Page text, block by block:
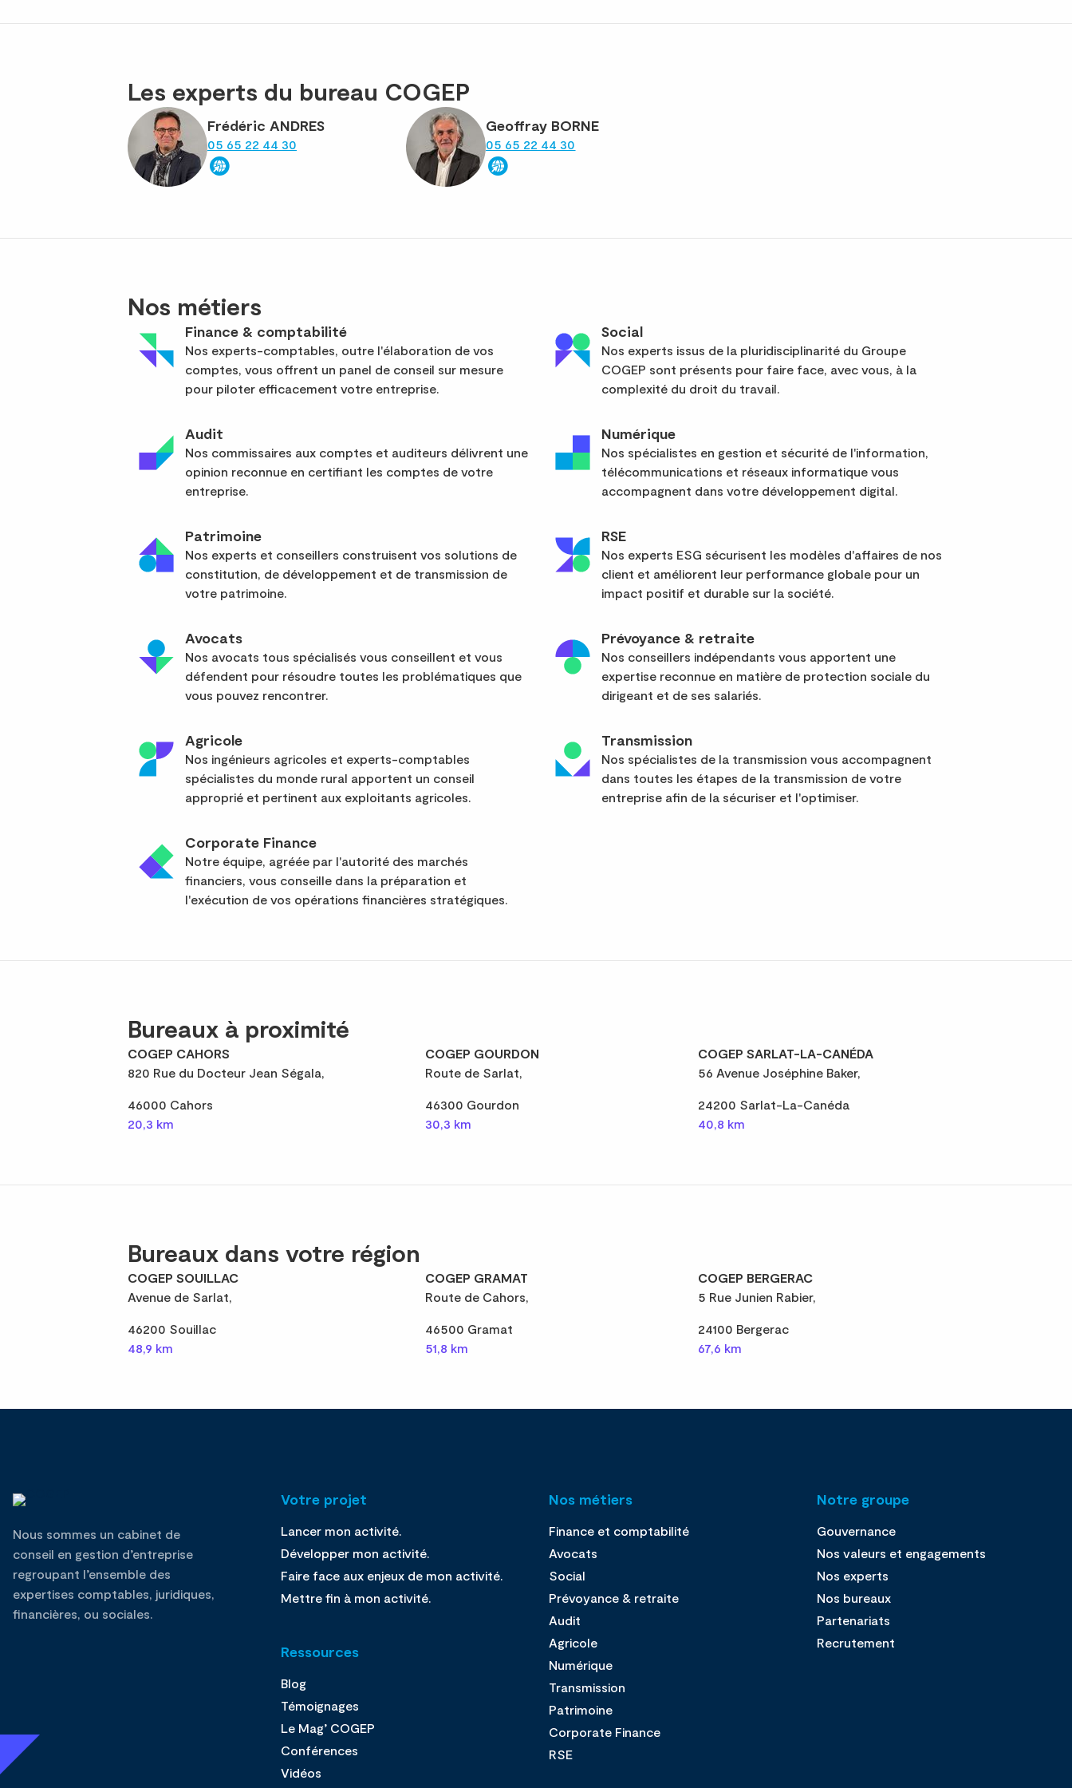
Les experts du bureau COGEP
Frédéric ANDRES
05 65 22 44 30
Geoffray BORNE
05 65 22 44 30
Nos métiers
Finance & comptabilité
Nos experts-comptables, outre l'élaboration de vos
comptes, vous offrent un panel de conseil sur mesure
pour piloter efficacement votre entreprise.
Social
Nos experts issus de la pluridisciplinarité du Groupe
COGEP sont présents pour faire face, avec vous, à la
complexité du droit du travail.
Audit
Nos commissaires aux comptes et auditeurs délivrent une
opinion reconnue en certifiant les comptes de votre
entreprise.
Numérique
Nos spécialistes en gestion et sécurité de l'information,
télécommunications et réseaux informatique vous
accompagnent dans votre développement digital.
Patrimoine
Nos experts et conseillers construisent vos solutions de
constitution, de développement et de transmission de
votre patrimoine.
RSE
Nos experts ESG sécurisent les modèles d'affaires de nos
client et améliorent leur performance globale pour un
impact positif et durable sur la société.
Avocats
Nos avocats tous spécialisés vous conseillent et vous
défendent pour résoudre toutes les problématiques que
vous pouvez rencontrer.
Prévoyance & retraite
Nos conseillers indépendants vous apportent une
expertise reconnue en matière de protection sociale du
dirigeant et de ses salariés.
Agricole
Nos ingénieurs agricoles et experts-comptables
spécialistes du monde rural apportent un conseil
approprié et pertinent aux exploitants agricoles.
Transmission
Nos spécialistes de la transmission vous accompagnent
dans toutes les étapes de la transmission de votre
entreprise afin de la sécuriser et l'optimiser.
Corporate Finance
Notre équipe, agréée par l'autorité des marchés
financiers, vous conseille dans la préparation et
l'exécution de vos opérations financières stratégiques.
Bureaux à proximité
COGEP CAHORS
820 Rue du Docteur Jean Ségala,
46000 Cahors
20,3 km
COGEP GOURDON
Route de Sarlat,
46300 Gourdon
30,3 km
COGEP SARLAT-LA-CANÉDA
56 Avenue Joséphine Baker,
24200 Sarlat-La-Canéda
40,8 km
Bureaux dans votre région
COGEP SOUILLAC
Avenue de Sarlat,
46200 Souillac
48,9 km
COGEP GRAMAT
Route de Cahors,
46500 Gramat
51,8 km
COGEP BERGERAC
5 Rue Junien Rabier,
24100 Bergerac
67,6 km
Nous sommes un cabinet de
conseil en gestion d’entreprise
regroupant l’ensemble des
expertises comptables, juridiques,
financières, ou sociales.
Votre projet
Lancer mon activité.
Développer mon activité.
Faire face aux enjeux de mon activité.
Mettre fin à mon activité.
Nos métiers
Finance et comptabilité
Avocats
Social
Prévoyance & retraite
Audit
Agricole
Numérique
Transmission
Patrimoine
Corporate Finance
RSE
Notre groupe
Gouvernance
Nos valeurs et engagements
Nos experts
Nos bureaux
Partenariats
Recrutement
Ressources
Blog
Témoignages
Le Mag’ COGEP
Conférences
Vidéos